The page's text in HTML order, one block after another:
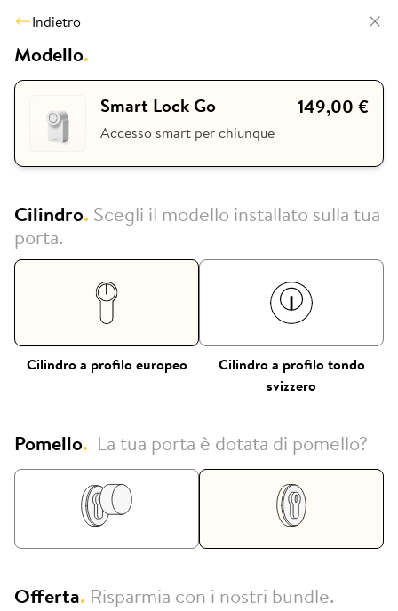
Indietro
Modello.
Smart Lock Go 149,00 €
Accesso smart per chiunque
Cilindro. Scegli il modello installato sulla tua
porta.
Cilindro a profilo europeo
Cilindro a profilo tondo
svizzero
Pomello. La tua porta è dotata di pomello?
Offerta. Risparmia con i nostri bundle.